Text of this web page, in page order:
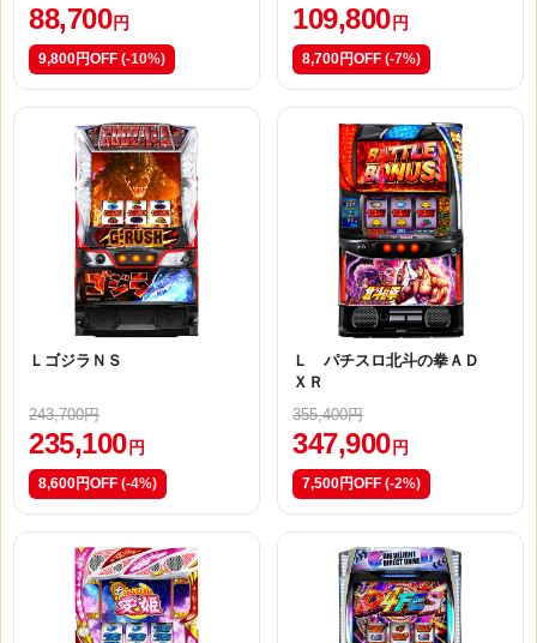
88,700円
9,800円OFF (-10%)
109,800円
8,700円OFF (-7%)
ＬゴジラＮＳ
243,700円
235,100 円
8,600円OFF (-4%)
Ｌ パチスロ北斗の拳ＡＤ
ＸＲ
355,400円
347,900 円
7,500円OFF (-2%)